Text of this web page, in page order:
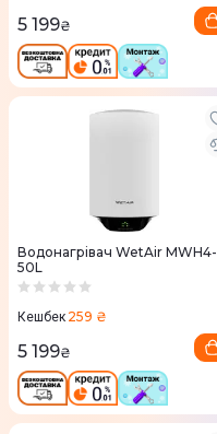
5 199₴
Водонагрівач WetAir MWH4-
50L
Кешбек 259 ₴
5 199₴